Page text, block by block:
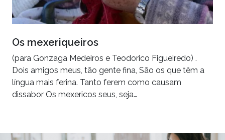
Os mexeriqueiros
(para Gonzaga Medeiros e Teodorico Figueiredo) .
Dois amigos meus, tão gente fina, São os que têm a
língua mais ferina. Tanto ferem como causam
dissabor Os mexericos seus, seja…